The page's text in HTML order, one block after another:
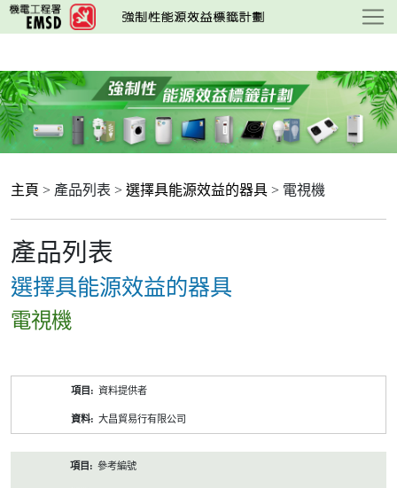
跳
至
要
內
容
主頁 > 產品列表 > 選擇具能源效益的器具 > 電視機
產品列表
選擇具能源效益的器具
電視機
資料提供者
大昌貿易行有限公司
參考編號